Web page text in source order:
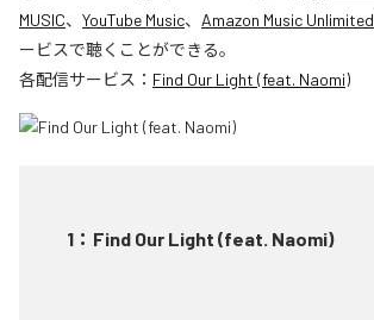
MUSIC、 YouTube Music、 Amazon Music Unlimited
ービスで聴くことができる。
各配信サービス： Find Our Light (feat. Naomi)
1 ： Find Our Light (feat. Naomi)